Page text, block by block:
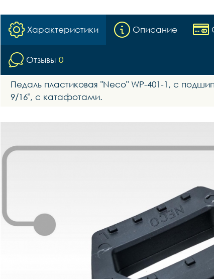
Характеристики Описание
Отзывы 0
Педаль пластиковая "Neco" WP-401-1, c
9/16", с катафотами.